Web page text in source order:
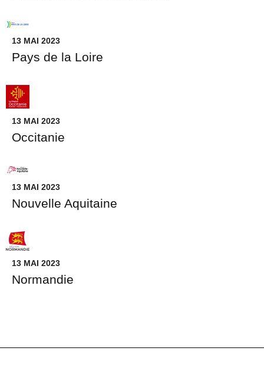
13 MAI 2023
Pays de la Loire
13 MAI 2023
Occitanie
13 MAI 2023
Nouvelle Aquitaine
13 MAI 2023
Normandie